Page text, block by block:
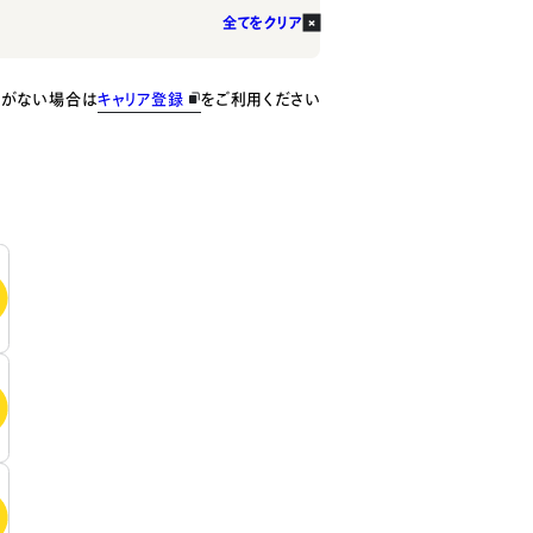
全てをクリア
ない場合はキャリア登録 をご利用ください